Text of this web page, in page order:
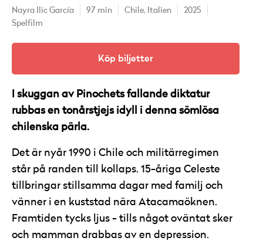
Nayra Ilic García 97 min Chile, Italien
2025
Spelfilm
Köp biljetter
I skuggan av Pinochets fallande diktatur
rubbas en tonårstjejs idyll i denna sömlösa
chilenska pärla.
Det är nyår 1990 i Chile och militärregimen
står på randen till kollaps. 15-åriga Celeste
tillbringar stillsamma dagar med familj och
vänner i en kuststad nära Atacamaöknen.
Framtiden tycks ljus - tills något oväntat sker
och mamman drabbas av en depression.